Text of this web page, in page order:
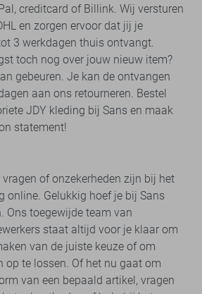
creditcard of Billink. Wij versturen
en zorgen ervoor dat jij je
3 werkdagen thuis ontvangt.
toch nog over jouw nieuw item?
gebeuren. Je kan de ontvangen
aan ons retourneren. Bestel
JDY kleding bij Sans en maak
statement!
of onzekerheden zijn bij het
online. Gelukkig hoef je bij Sans
Ons toegewijde team van
staat altijd voor je klaar om
van de juiste keuze of om
op te lossen. Of het nu gaat om
van een bepaald artikel, vragen